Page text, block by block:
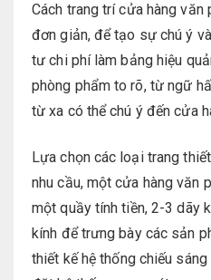
Cách trang trí cửa hàng văn
đơn giản, để tạo sự chú ý
tư chi phí làm bảng hiệu
phòng phẩm to rõ, từ ngữ
từ xa có thể chú ý đến cửa
Lựa chọn các loại trang
nhu cầu, một cửa hàng văn
một quầy tính tiền, 2-3 dãy
kính để trưng bày các sản
thiết kế hệ thống chiếu